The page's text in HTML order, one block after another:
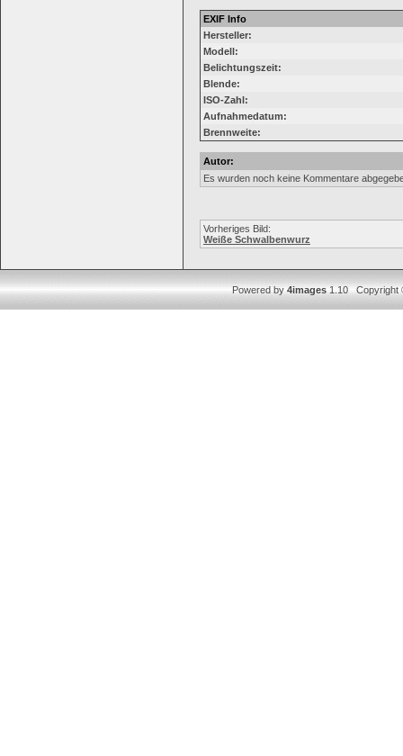
EXIF Info
Hersteller:
Modell:
Belichtungszeit:
Blende:
ISO-Zahl:
Aufnahmedatum:
Brennweite:
Autor:
Es wurden noch keine Kommentare
Vorheriges Bild:
Weiße Schwalbenwurz
Powered by4images1.10 Copyright